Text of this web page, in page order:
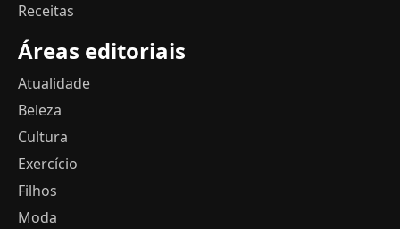
Receitas
Áreas editoriais
Atualidade
Beleza
Cultura
Exercício
Filhos
Moda